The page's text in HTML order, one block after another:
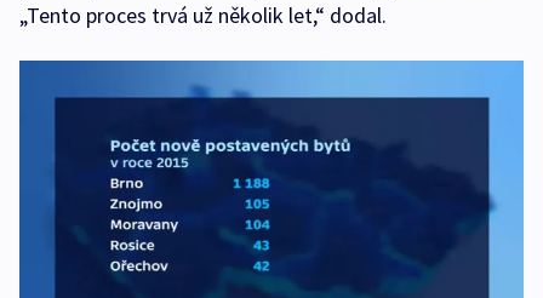
„Tento proces trvá už několik let,“ dodal.